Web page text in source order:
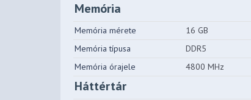
Memória
Memória mérete
16 GB
Memória típusa
DDR5
Memória órajele
4800 MHz
Háttértár